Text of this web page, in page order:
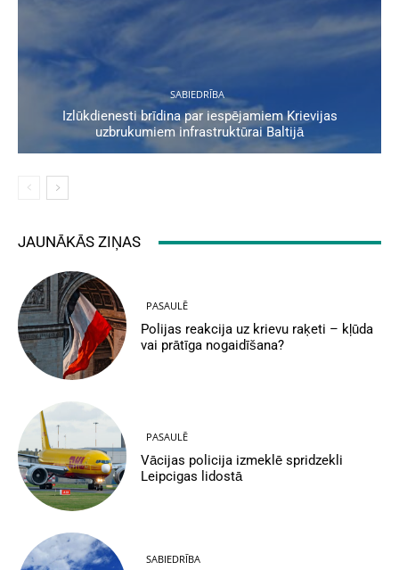
SABIEDRĪBA
Izlūkdienesti brīdina par iespējamiem Krievijas
uzbrukumiem infrastruktūrai Baltijā
JAUNĀKĀS ZIŅAS
PASAULĒ
Polijas reakcija uz krievu raķeti – kļūda
vai prātīga nogaidīšana?
PASAULĒ
Vācijas policija izmeklē spridzekli
Leipcigas lidostā
SABIEDRĪBA